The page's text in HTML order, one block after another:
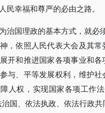
民幸福和尊严的必由之路。
治国理政的基本方式，就必
，依照人民代表大会及其常
开和推进国家各项事业和各
与、平等发展权利，维护社
人权，实现国家各项工作法
国、依法执政、依法行政共